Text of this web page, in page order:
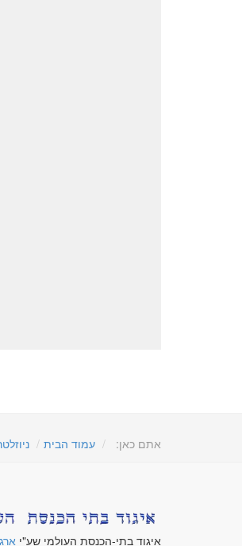
אתם כאן: עמוד הבית
איגוד בתי-הכנסת העולמי שע"י